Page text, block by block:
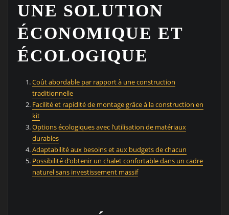
UNE SOLUTION
ÉCONOMIQUE ET
ÉCOLOGIQUE
Coût abordable par rapport à une construction
traditionnelle
Facilité et rapidité de montage grâce à la construction en
kit
Options écologiques avec l’utilisation de matériaux
durables
Adaptabilité aux besoins et aux budgets de chacun
Possibilité d’obtenir un chalet confortable dans un cadre
naturel sans investissement massif